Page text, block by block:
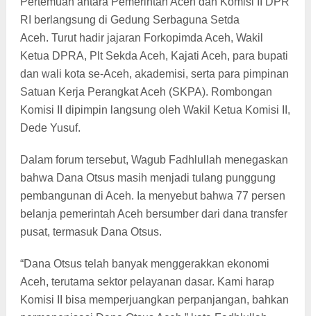
RI berlangsung di Gedung Serbaguna Setda
Aceh. Turut hadir jajaran Forkopimda Aceh, Wakil
Ketua DPRA, Plt Sekda Aceh, Kajati Aceh, para bupati
dan wali kota se-Aceh, akademisi, serta para pimpinan
Satuan Kerja Perangkat Aceh (SKPA). Rombongan
Komisi II dipimpin langsung oleh Wakil Ketua Komisi II,
Dede Yusuf.
Dalam forum tersebut, Wagub Fadhlullah menegaskan
bahwa Dana Otsus masih menjadi tulang punggung
pembangunan di Aceh. Ia menyebut bahwa 77 persen
belanja pemerintah Aceh bersumber dari dana transfer
pusat, termasuk Dana Otsus.
“Dana Otsus telah banyak menggerakkan ekonomi
Aceh, terutama sektor pelayanan dasar. Kami harap
Komisi II bisa memperjuangkan perpanjangan, bahkan